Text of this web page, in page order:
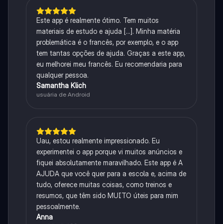
Este app é realmente ótimo. Tem muitos
materiais de estudo e ajuda [...]. Minha matéria
problemática é o francês, por exemplo, e o app
tem tantas opções de ajuda. Graças a este app,
eu melhorei meu francês. Eu recomendaria para
qualquer pessoa.
Samantha Klich
usuária de Android
Uau, estou realmente impressionado. Eu
experimentei o app porque vi muitos anúncios e
fiquei absolutamente maravilhado. Este app é A
AJUDA que você quer para a escola e, acima de
tudo, oferece muitas coisas, como treinos e
resumos, que têm sido MUITO úteis para mim
pessoalmente.
Anna